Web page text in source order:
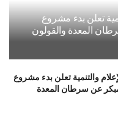
تعلن بدء مشروع
المعدة والقولون
والتنمية تعلن بدء مشروع
عن سرطان المعدة